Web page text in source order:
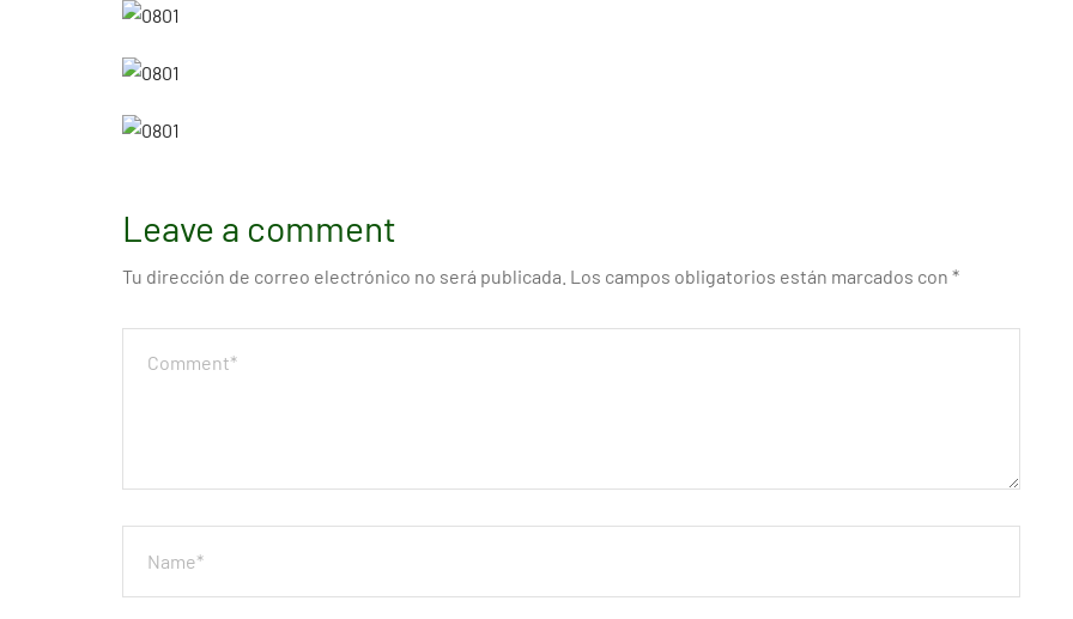
Leave a comment
Tu dirección de correo electrónico no será publicada. Los campos obligatorios están marcados con *